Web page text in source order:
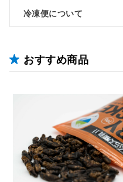
冷凍便について
おすすめ商品